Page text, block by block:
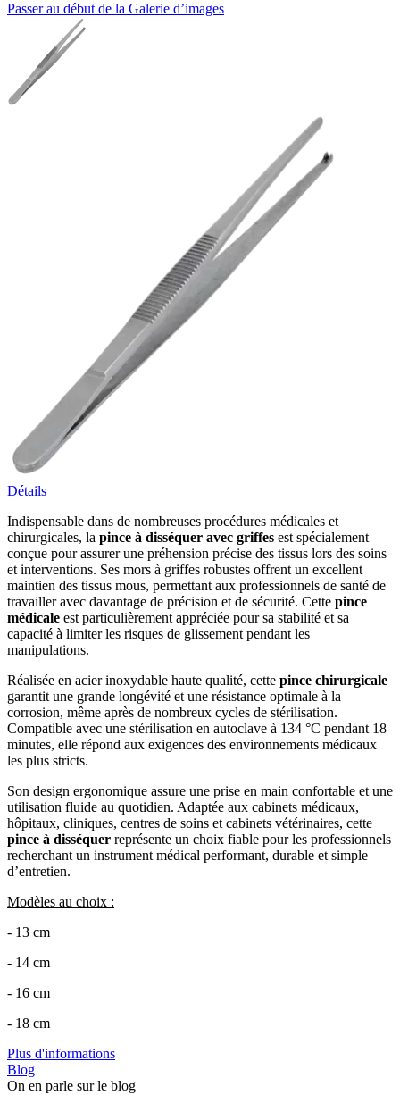
Passer au début de la Galerie d’images
Détails
Indispensable dans de nombreuses procédures médicales et
chirurgicales, la pince à disséquer avec griffes est spécialement
conçue pour assurer une préhension précise des tissus lors des soins
et interventions. Ses mors à griffes robustes offrent un excellent
maintien des tissus mous, permettant aux professionnels de santé de
travailler avec davantage de précision et de sécurité. Cette pince
médicale est particulièrement appréciée pour sa stabilité et sa
capacité à limiter les risques de glissement pendant les
manipulations.
Réalisée en acier inoxydable haute qualité, cette pince chirurgicale
garantit une grande longévité et une résistance optimale à la
corrosion, même après de nombreux cycles de stérilisation.
Compatible avec une stérilisation en autoclave à 134 °C pendant 18
minutes, elle répond aux exigences des environnements médicaux
les plus stricts.
Son design ergonomique assure une prise en main confortable et une
utilisation fluide au quotidien. Adaptée aux cabinets médicaux,
hôpitaux, cliniques, centres de soins et cabinets vétérinaires, cette
pince à disséquer représente un choix fiable pour les professionnels
recherchant un instrument médical performant, durable et simple
d’entretien.
Modèles au choix :
- 13 cm
- 14 cm
- 16 cm
- 18 cm
Plus d'informations
Blog
On en parle sur le blog